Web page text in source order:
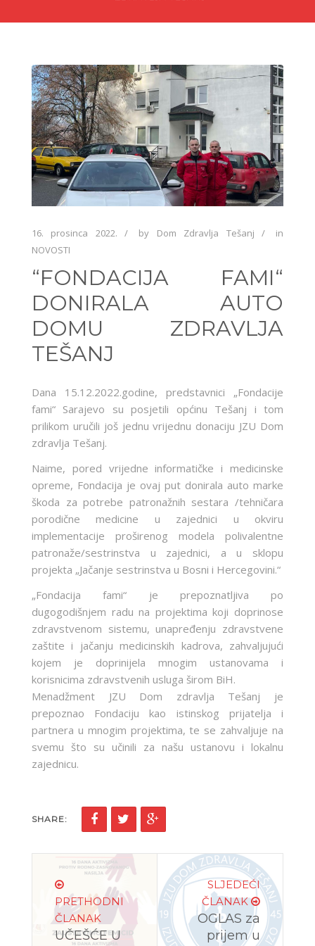
16. prosinca 2022. by Dom Zdravlja Tešanj
in
NOVOSTI
“FONDACIJA FAMI“
DONIRALA AUTO
DOMU ZDRAVLJA
TEŠANJ
Dana 15.12.2022.godine, predstavnici „Fondacije
fami“ Sarajevo su posjetili općinu Tešanj i tom
prilikom uručili još jednu vrijednu donaciju JZU Dom
zdravlja Tešanj.
Naime, pored vrijedne informatičke i medicinske
opreme, Fondacija je ovaj put donirala auto marke
škoda za potrebe patronažnih sestara /tehničara
porodične medicine u zajednici u okviru
implementacije proširenog modela polivalentne
patronaže/sestrinstva u zajednici, a u sklopu
projekta „Jačanje sestrinstva u Bosni i Hercegovini.“
„Fondacija fami“ je prepoznatljiva po
dugogodišnjem radu na projektima koji doprinose
zdravstvenom sistemu, unapređenju zdravstvene
zaštite i jačanju medicinskih kadrova, zahvaljujući
kojem je doprinijela mnogim ustanovama i
korisnicima zdravstvenih usluga širom BiH.
Menadžment JZU Dom zdravlja Tešanj je
prepoznao Fondaciju kao istinskog prijatelja i
partnera u mnogim projektima, te se zahvaljuje na
svemu što su učinili za našu ustanovu i lokalnu
zajednicu.
SHARE:
PRETHODNI
ČLANAK
UČEŠĆE U
SLJEDEĆI
ČLANAK
OGLAS za
prijem u